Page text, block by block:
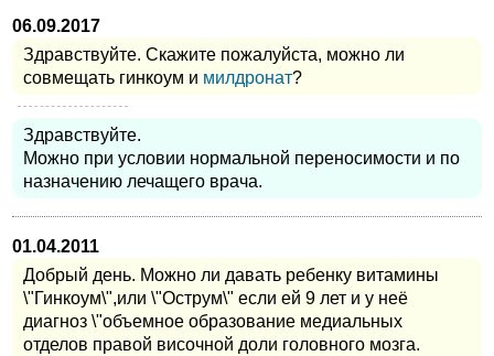
06.09.2017
Здравствуйте. Скажите пожалуйста, можно ли
совмещать гинкоум и милдронат?
Здравствуйте.
Можно при условии нормальной переносимости и по
назначению лечащего врача.
01.04.2011
Добрый день. Можно ли давать ребенку витамины
\"Гинкоум\",или \"Острум\" если ей 9 лет и у неё
диагноз \"объемное образование медиальных
отделов правой височной доли головного мозга.